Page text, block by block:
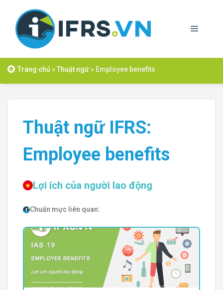
content
Menu
Trang chủ »Thuật ngữ» Employee benefits
Thuật ngữ IFRS:
Employee benefits
Lợi ích của người lao động
Chuẩn mực liên quan: